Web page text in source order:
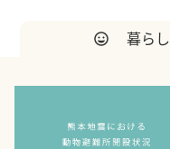
暮らし